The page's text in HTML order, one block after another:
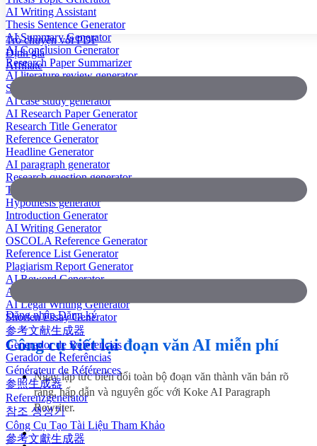
AI Writing Assistant
Thesis Sentence Generator
AI Summary Generator
AI Conclusion Generator
Research Paper Summarizer
AI literature review generator
Scientific Paper Summarizer
AI case study generator
AI Research Paper Generator
Research Title Generator
Reference Generator
Headline Generator
AI paragraph generator
Research question generator
Thesis paragraph generator
Hypothesis generator
Introduction Generator
AI Writing Generator
OSCOLA Reference Generator
Reference List Generator
Plagiarism Report Generator
AI Reword Generator
AI Bullet Point Generator
AI Legal Writing Generator
Shorten Essay Generator
参考文献生成器
Generador de Referencias
Gerador de Referências
Générateur de Références
参照生成器
Referenzgenerator
참조 생성기
Công Cụ Tạo Tài Liệu Tham Khảo
參考文獻生成器
Trò chuyện với PDF
Định giá
Affiliate
Đăng nhậpĐăng ký
Công cụ viết lại đoạn văn AI miễn phí
Ngay lập tức biến đổi toàn bộ đoạn văn thành văn bản rõ
ràng, hấp dẫn và nguyên gốc với Koke AI Paragraph
Rewriter.